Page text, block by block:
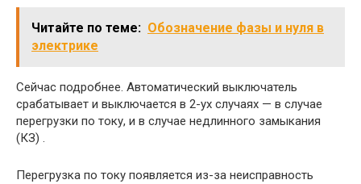
Читайте по теме: Обозначение фазы и нуля в
электрике
Сейчас подробнее. Автоматический выключатель
срабатывает и выключается в 2-ух случаях — в случае
перегрузки по току, и в случае недлинного замыкания
(КЗ) .
Перегрузка по току появляется из-за неисправность